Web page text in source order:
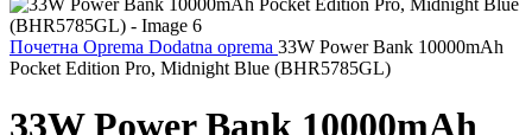
Почетна Oprema Dodatna oprema 33W Power Bank 10000mAh
Pocket Edition Pro, Midnight Blue (BHR5785GL)
33W Power Bank 10000mAh